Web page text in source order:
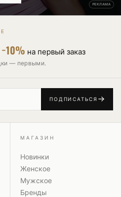
РЕКЛАМА
−10% на первый заказ
— первыми.
ПОДПИСАТЬСЯ
МАГАЗИН
Новинки
Женское
Мужское
Бренды